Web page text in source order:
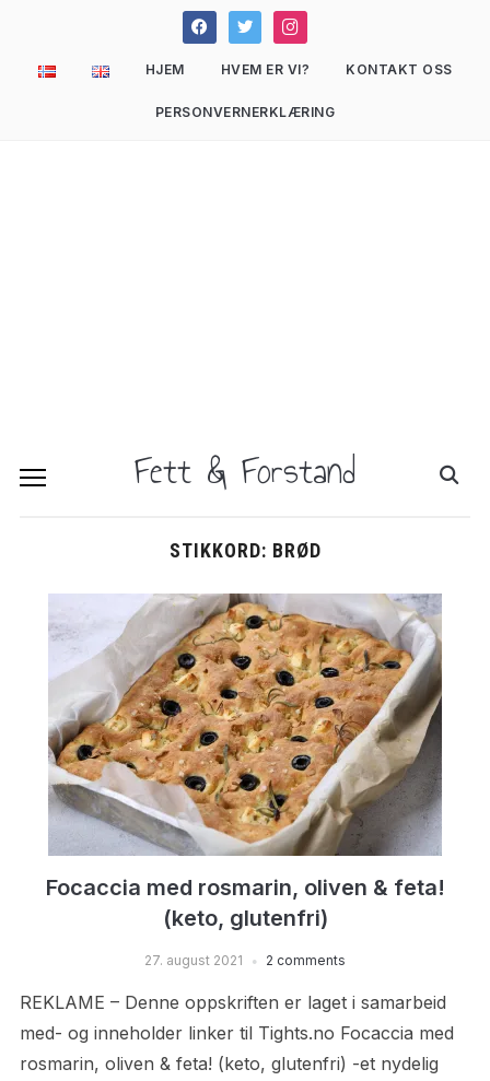
facebooktwitter instagram
HJEM HVEM ER VI? KONTAKT OSS
PERSONVERNERKLÆRING
Fett & Forstand
STIKKORD: BRØD
Focaccia med rosmarin, oliven & feta!
(keto, glutenfri)
27. august 2021 2 comments
REKLAME – Denne oppskriften er laget i samarbeid
med- og inneholder linker til Tights.no Focaccia med
rosmarin, oliven & feta! (keto, glutenfri) -et nydelig